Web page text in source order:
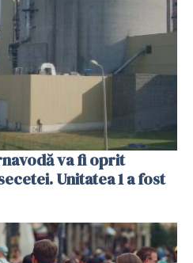
va fi oprit
Unitatea 1 a fost